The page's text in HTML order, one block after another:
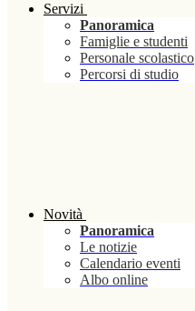
Servizi
Panoramica
Famiglie e studenti
Personale scolastico
Percorsi di studio
Novità
Panoramica
Le notizie
Calendario eventi
Albo online